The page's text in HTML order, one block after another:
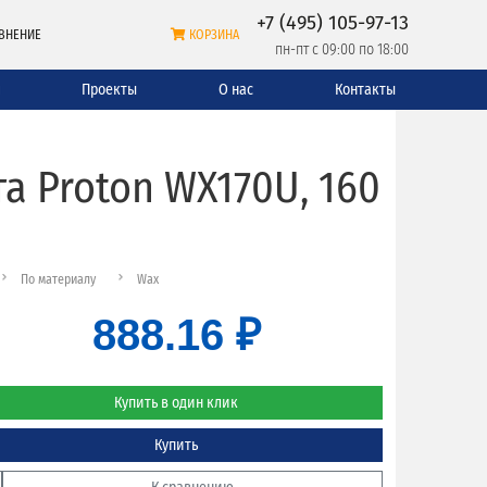
КОРЗИНА +7 (495) 105-97-13
пн-пт с 09:00 по 18:00
Проекты О нас Контакты
Proton WX170U, 160
По материалу Wax
888.16 ₽
Купить в один клик
Купить